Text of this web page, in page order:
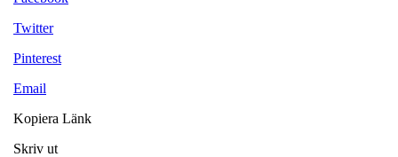
Twitter
Pinterest
Email
Kopiera Länk
Skriv ut